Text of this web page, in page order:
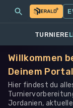
TURNIERE
Willkommen
Deinem
Hier findest du
Jordanien,